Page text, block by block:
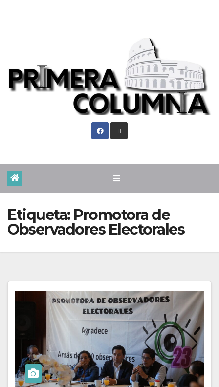
Etiqueta: Promotora de
Observadores Electorales